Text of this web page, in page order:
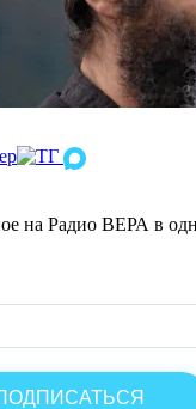
на Радио ВЕРА в